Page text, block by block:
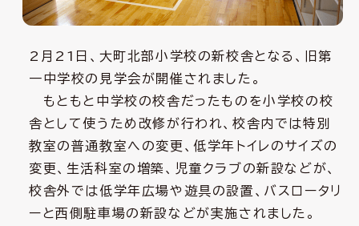
2月21日、大町北部小学校の新校舎となる、旧第
一中学校の見学会が開催されました。
もともと中学校の校舎だったものを小学校の校
舎として使うため改修が行われ、校舎内では特別
教室の普通教室への変更、低学年トイレのサイズの
変更、生活科室の増築、児童クラブの新設などが、
校舎外では低学年広場や遊具の設置、バスロータリ
ーと西側駐車場の新設などが実施されました。